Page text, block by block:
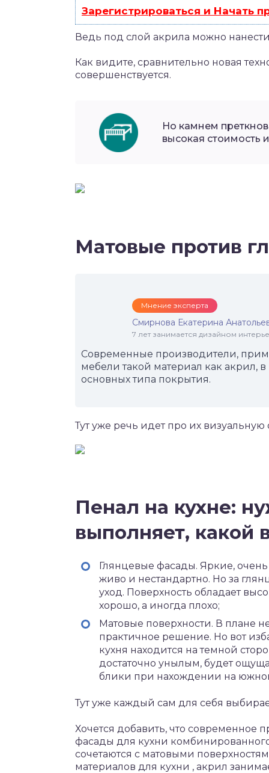
Зарегистрироваться и Начать
Ведь под слой акрила можно
Как видите, сравнительно новая
совершенствуется.
Но камнем
высокая стоимость
Матовые против
Мнение эксперта
Смирнова Екатерина
7 лет занимается дизайном
Современные производители,
мебели такой материал как акрил,
основных типа покрытия.
Тут уже речь идет про их визуальную
Пенал на кухне:
выполняет, какой
Глянцевые фасады. Яркие,
живо и нестандартно. Но за
уход. Поверхность обладает
хорошо, а иногда плохо;
Матовые поверхности. В плане
практичное решение. Но вот
кухня находится на темной
достаточно унылым, будет
блики при нахождении на
Тут уже каждый сам для себя
Хочется добавить, что современное
фасады для кухни
сочетаются с матовыми
материалов для кухни , акрил